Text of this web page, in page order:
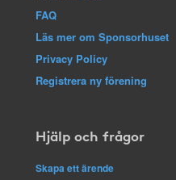
FAQ
Läs mer om Sponsorhuset
Privacy Policy
Registrera ny förening
Hjälp och frågor
Skapa ett ärende